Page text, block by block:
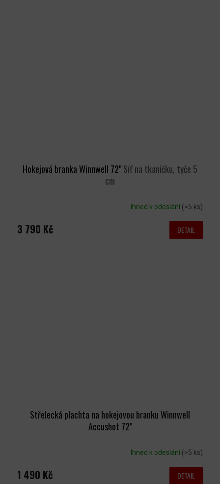
Hokejová branka Winnwell 72"Síť na tkaničku, tyče 5
cm
Ihned k odeslání (>5 ks)
3 790 Kč DETAIL
Střelecká plachta na hokejovou branku Winnwell
Accushot 72"
Ihned k odeslání (>5 ks)
1 490 Kč DETAIL